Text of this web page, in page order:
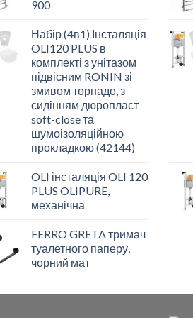
900
Набір (4в1) Інсталяція
OLI120 PLUS в
комплекті з унітазом
підвісним RONIN зі
змивом торнадо, з
сидінням дюропласт
soft-close та
шумоізоляційною
прокладкою (42144)
OLI інсталяція OLI 120
PLUS OLIPURE,
механічна
FERRO GRETA тримач
туалетного паперу,
чорний мат